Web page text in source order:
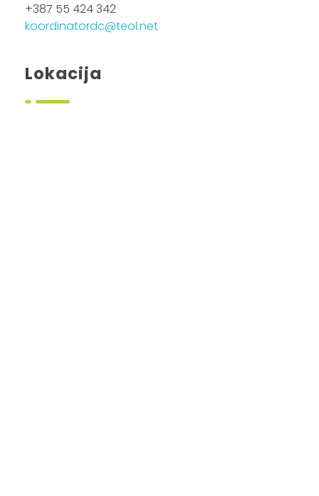
+387 55 424 342
koordinatordc@teol.net
Lokacija